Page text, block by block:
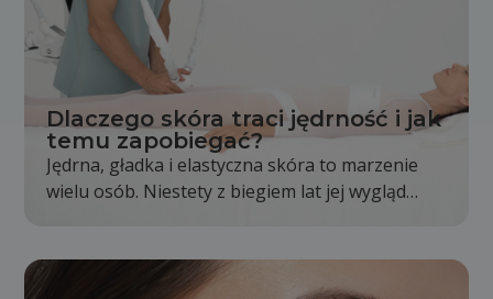
Dlaczego skóra traci jędrność i jak
temu zapobiegać?
Jędrna, gładka i elastyczna skóra to marzenie
wielu osób. Niestety z biegiem lat jej wygląd
kontury twarzy i ciała nie są już wyraźne tak jak